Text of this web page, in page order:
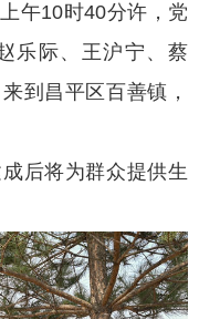
午10时40分许，党
乐际、王沪宁、蔡
到昌平区百善镇，
后将为群众提供生